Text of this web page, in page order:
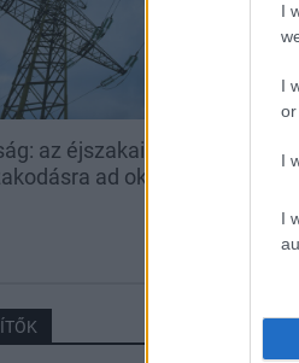
I
I
or
I
I
az éjszakai
ad okot
Paks:
kedden